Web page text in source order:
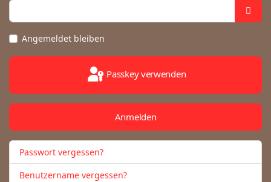
Angemeldet bleiben
Passkey verwenden
Anmelden
Passwort vergessen?
Benutzername vergessen?